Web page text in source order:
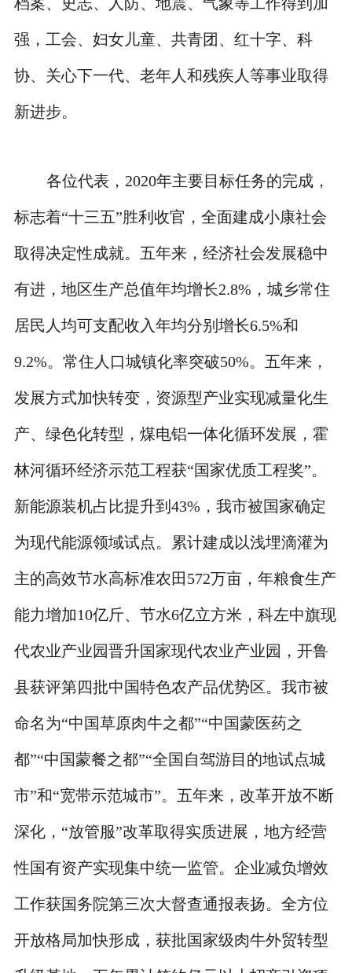
强，工会、妇女儿童、共青团、红十字、科
协、关心下一代、老年人和残疾人等事业取得
新进步。
各位代表，2020年主要目标任务的完成，
标志着“十三五”胜利收官，全面建成小康社会
取得决定性成就。五年来，经济社会发展稳中
有进，地区生产总值年均增长2.8%，城乡常住
居民人均可支配收入年均分别增长6.5%和
9.2%。常住人口城镇化率突破50%。五年来，
发展方式加快转变，资源型产业实现减量化生
产、绿色化转型，煤电铝一体化循环发展，霍
林河循环经济示范工程获“国家优质工程奖”。
新能源装机占比提升到43%，我市被国家确定
为现代能源领域试点。累计建成以浅埋滴灌为
主的高效节水高标准农田572万亩，年粮食生产
能力增加10亿斤、节水6亿立方米，科左中旗现
代农业产业园晋升国家现代农业产业园，开鲁
县获评第四批中国特色农产品优势区。我市被
命名为“中国草原肉牛之都”“中国蒙医药之
都”“中国蒙餐之都”“全国自驾游目的地试点城
市”和“宽带示范城市”。五年来，改革开放不断
深化，“放管服”改革取得实质进展，地方经营
性国有资产实现集中统一监管。企业减负增效
工作获国务院第三次大督查通报表扬。全方位
开放格局加快形成，获批国家级肉牛外贸转型